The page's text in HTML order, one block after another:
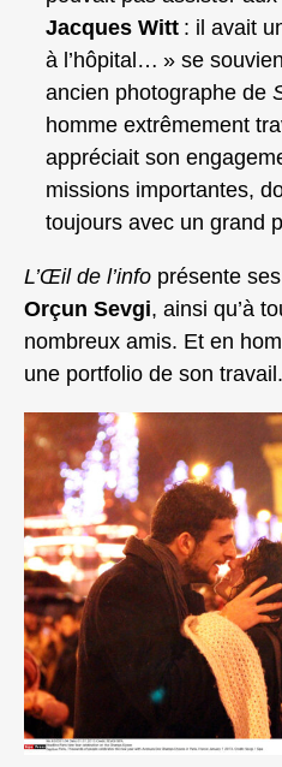
Jacques Witt : il avait
à l’hôpital… » se
ancien photographe de
homme extrêmement
appréciait son
missions importantes,
toujours avec un grand
L’Œil de l’info présente
Orçun Sevgi, ainsi qu’à
nombreux amis. Et en
une portfolio de son travail.